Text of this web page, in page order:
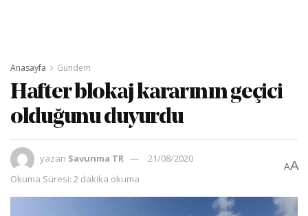
Anasayfa Gündem
Hafter blokaj kararının geçici
olduğunu duyurdu
yazan Savunma TR
21/08/2020
Okuma Süresi: 2 dakika okuma
AA